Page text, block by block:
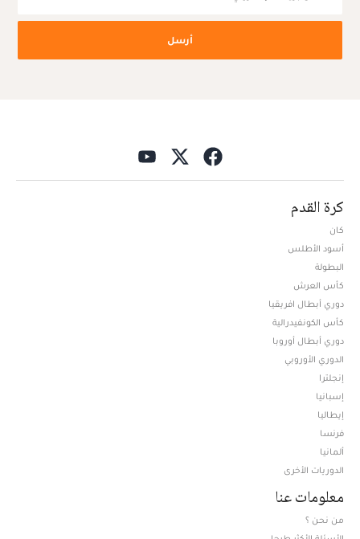
أرسل
كرة القدم
كان
أسود الأطلس
البطولة
كأس العرش
دوري أبطال افريقيا
كأس الكونفيدرالية
دوري أبطال أوروبا
الدوري الأوروبي
إنجلترا
إسبانيا
إيطاليا
فرنسا
ألمانيا
الدوريات الأخرى
معلومات عنا
من نحن ؟